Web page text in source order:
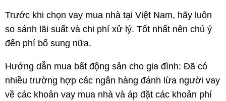
Trước khi chọn vay mua nhà tại Việt Nam, hãy luôn
so sánh lãi suất và chi phí xử lý. Tốt nhất nên chú ý
đến phí bổ sung nữa.
Hướng dẫn mua bất động sản cho gia đình: Đã có
nhiều trường hợp các ngân hàng đánh lừa người vay
về các khoản vay mua nhà và áp đặt các khoản phí